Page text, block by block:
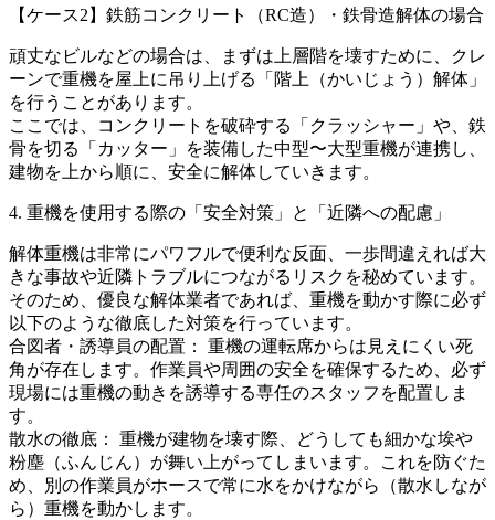
【ケース2】鉄筋コンクリート（RC造）・鉄骨造解体の場合
頑丈なビルなどの場合は、まずは上層階を壊すために、クレ
ーンで重機を屋上に吊り上げる「階上（かいじょう）解体」
を行うことがあります。
ここでは、コンクリートを破砕する「クラッシャー」や、鉄
骨を切る「カッター」を装備した中型〜大型重機が連携し、
建物を上から順に、安全に解体していきます。
4. 重機を使用する際の「安全対策」と「近隣への配慮」
解体重機は非常にパワフルで便利な反面、一歩間違えれば大
きな事故や近隣トラブルにつながるリスクを秘めています。
そのため、優良な解体業者であれば、重機を動かす際に必ず
以下のような徹底した対策を行っています。
合図者・誘導員の配置： 重機の運転席からは見えにくい死
角が存在します。作業員や周囲の安全を確保するため、必ず
現場には重機の動きを誘導する専任のスタッフを配置しま
す。
散水の徹底： 重機が建物を壊す際、どうしても細かな埃や
粉塵（ふんじん）が舞い上がってしまいます。これを防ぐた
め、別の作業員がホースで常に水をかけながら（散水しなが
ら）重機を動かします。